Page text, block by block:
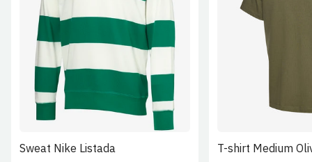
S XL 2XL
Sweat Nike Listada T-shirt Medium